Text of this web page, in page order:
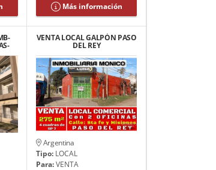
Más información
VENTA LOCAL GALPÓN PASO
DEL REY
Argentina
Tipo: LOCAL
Para:VENTA